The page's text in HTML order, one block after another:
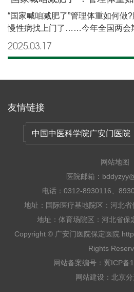
“国家喊咱减肥了”管理体重如何做
慢性病找上门了……今年全国两会
理门诊”冲上热搜。以体重管理“小
名），不曾料到自己会因为肥胖患
合征，睡觉时由于通气不足被憋醒
轻轻的他，已患上高血压、糖尿
380斤，“胖墩墩”的人生让小正苦
性疾病。随着经济社会发展和生活
方式、饮食结构等发生较大变化，
众健康的重大公共卫生问题。根据
状况报告（2020年）》，2018年
率分别为11.1%和7.9%，并呈逐
委此前发布的《体重管理指导原
出，有研究预测，若该趋势得不到
成人、儿童超重肥胖率将分别达到
仅影响个人形象，更是多种慢性病
2025.03 17
友情链接
中国中医科学院广安门医院
网站地图
医院邮箱：
电话：0312-8930116、
地址：国际医疗基地院区：河北
地址：体育场院区：河北省保
Copyright © 广安门医院保定医院
Rights
网站备案编号：冀ICP备
网站建设 ： 北京